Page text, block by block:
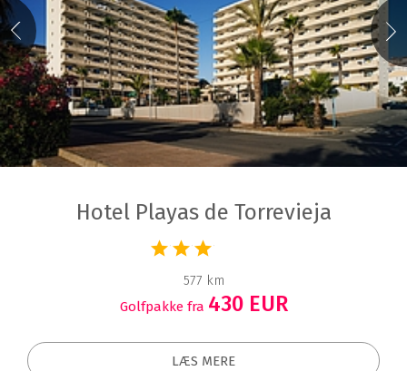
Hotel Playas de Torrevieja
577 km
Golfpakke fra 430 EUR
LÆS MERE